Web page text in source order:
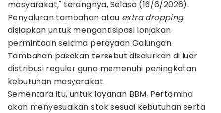
masyarakat," terangnya, Selasa (16/6/2026).
Penyaluran tambahan atau extra dropping
disiapkan untuk mengantisipasi lonjakan
permintaan selama perayaan Galungan.
Tambahan pasokan tersebut disalurkan di luar
distribusi reguler guna memenuhi peningkatan
kebutuhan masyarakat.
Sementara itu, untuk layanan BBM, Pertamina
akan menyesuaikan stok sesuai kebutuhan serta